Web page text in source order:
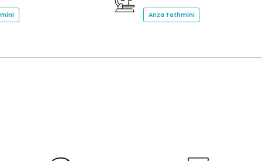
Anza Tathmini